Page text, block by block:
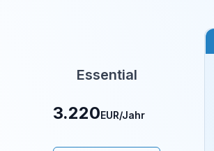
Essential
3.220EUR/Jahr